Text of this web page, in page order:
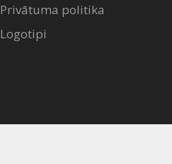
Privātuma politika
Logotipi